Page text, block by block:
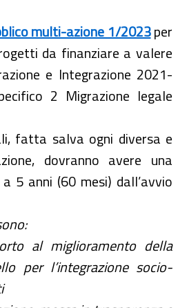
multi-azione 1/2023per
da finanziare a valere
e Integrazione 2021-
2 Migrazione legale
fatta salva ogni diversa e
dovranno avere una
5 anni (60 mesi) dall’avvio
al miglioramento della
per l’integrazione socio-